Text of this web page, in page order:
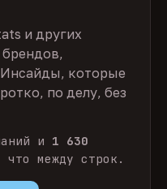
и других
Инсайды, которые
по делу, без
и 1 630
между строк.